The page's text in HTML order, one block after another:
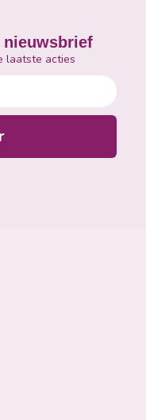
nieuwsbrief
laatste acties